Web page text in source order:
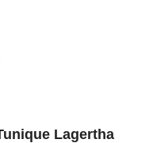
Lagertha